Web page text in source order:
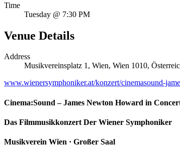
Time
Tuesday @ 7:30 PM
Venue Details
Address
Musikvereinsplatz 1, Wien, Wien 1010,
www.wienersymphoniker.at/konzert/cinemasound-
Cinema:Sound – James Newton Howard in
Das Filmmusikkonzert Der Wiener Symphoniker
Musikverein Wien · Großer Saal